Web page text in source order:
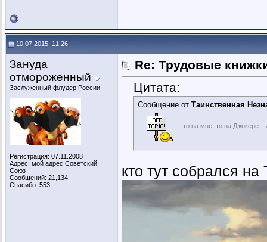
10.07.2015, 11:26
Зануда
отмороженный
Заслуженный флудер России
Регистрация: 07.11.2008
Адрес: мой адрес Советский
Союз
Сообщений: 21,134
Спасибо: 553
Re: Трудовые
Цитата:
Сообщение от Таинственная
то на мне, то на Джокере...
кто тут собрался